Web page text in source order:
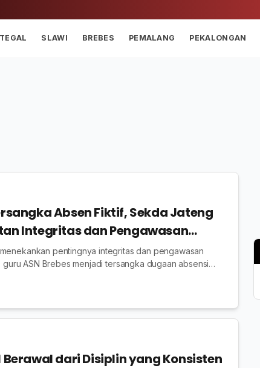
TEGAL SLAWI BREBES PEMALANG PEKALONGAN
Absen Fiktif, Sekda Jateng
Integritas dan Pengawasan
pentingnya integritas dan pengawasan
ASN Brebes menjadi tersangka dugaan absensi
Berawal dari Disiplin yang Konsisten